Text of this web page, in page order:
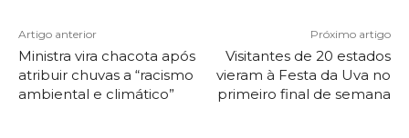
Artigo anterior
Ministra vira chacota após
atribuir chuvas a “racismo
ambiental e climático”
Próximo artigo
Visitantes de 20 estados
vieram à Festa da Uva no
primeiro final de semana